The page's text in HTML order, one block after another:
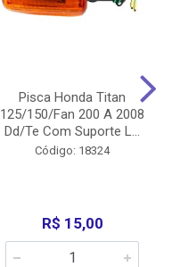
Pisca Honda Titan
125/150/Fan 200 A 2008
Dd/Te Com Suporte L...
Código: 18324
R$ 15,00